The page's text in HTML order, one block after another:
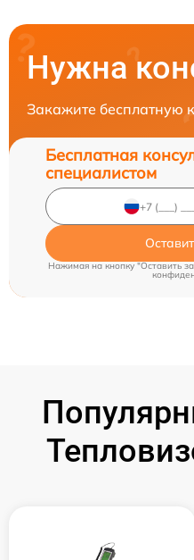
Нужна
Закажите бесплатную
Бесплатная
специалистом
Нажимая на кнопку "Оставить